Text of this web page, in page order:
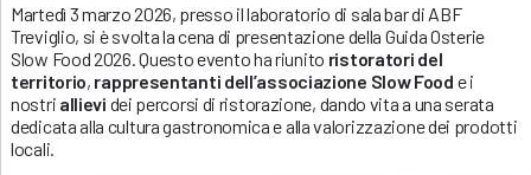
Martedì 3 marzo 2026, presso il laboratorio di sala bar di ABF
Treviglio, si è svolta la cena di presentazione della Guida Osterie
Slow Food 2026. Questo evento ha riunito ristoratori del
territorio, rappresentanti dell’associazione Slow Food e i
nostri allievi dei percorsi di ristorazione, dando vita a una serata
dedicata alla cultura gastronomica e alla valorizzazione dei prodotti
locali.